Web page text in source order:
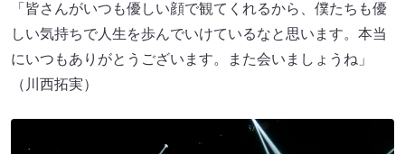
「皆さんがいつも優しい顔で観てくれるから、僕たちも優
しい気持ちで人生を歩んでいけているなと思います。本当
にいつもありがとうございます。また会いましょうね」
（川西拓実）